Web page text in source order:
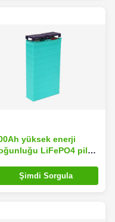
yüksek enerji
LiFePO4 pil
Pil, Lityum İyon
Yedek Pil
Şimdi Sorgula